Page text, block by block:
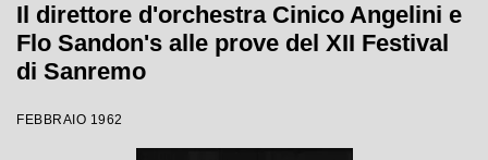
Il direttore d'orchestra Cinico Angelini e
Flo Sandon's alle prove del XII Festival
di Sanremo
FEBBRAIO 1962